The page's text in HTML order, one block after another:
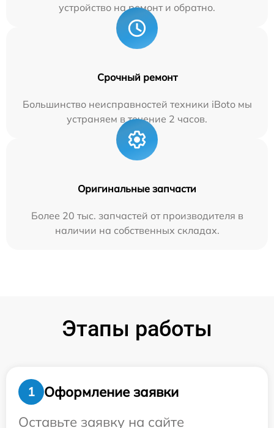
устройство на ремонт и обратно.
Срочный ремонт
Большинство неисправностей техники iBoto мы
устраняем в течение 2 часов.
Оригинальные запчасти
Более 20 тыс. запчастей от производителя в
наличии на собственных складах.
Этапы работы
1
Оформление заявки
Оставьте заявку на сайте